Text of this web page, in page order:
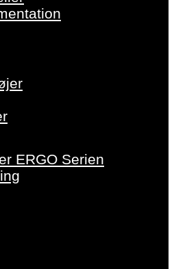
ERGO Serien